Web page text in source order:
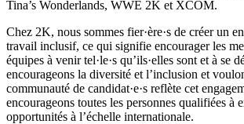
Tina’s Wonderlands, WWE 2K et XCOM.
Chez 2K, nous sommes fier·ère·s de créer un
travail inclusif, ce qui signifie encourager les
équipes à venir tel·le·s qu’ils·elles sont et à se
encourageons la diversité et l’inclusion et
communauté de candidat·e·s reflète cet
encourageons toutes les personnes qualifiées à
opportunités à l’échelle internationale.